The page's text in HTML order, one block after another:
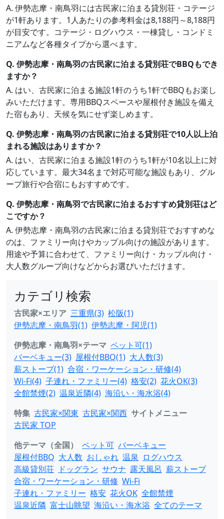
A. 伊勢志摩・南鳥羽には古民家に泊まる貸別荘・コテージ
が1軒あります。1人あたりの参考料金は8,188円～8,188円
が目安です。コテージ・ログハウス・一棟貸し・コンドミ
ニアムなど各種タイプから選べます。
Q. 伊勢志摩・南鳥羽の古民家に泊まる貸別荘でBBQもでき
ますか？
A. はい、古民家に泊まる施設1軒のうち1軒でBBQもお楽し
みいただけます。専用BBQスペースや屋根付き施設を備え
た宿もあり、天候を気にせず楽しめます。
Q. 伊勢志摩・南鳥羽の古民家に泊まる貸別荘で10人以上泊
まれる施設はありますか？
A. はい、古民家に泊まる施設1軒のうち1軒が10名以上に対
応しています。最大34名まで対応可能な施設もあり、グル
ープ旅行や合宿にもおすすめです。
Q. 伊勢志摩・南鳥羽で古民家に泊まるおすすめ貸別荘はど
こですか？
A. 伊勢志摩・南鳥羽の古民家に泊まる貸別荘でおすすめな
のは、ファミリー向けやカップル向けの施設があります。
用途や予算に合わせて、ファミリー向け・カップル向け・
大人数グループ向けなどからお選びいただけます。
カテゴリ検索
古民家×エリア 三重県(3) 松阪(1)
伊勢志摩・南鳥羽(1) 伊勢志摩・阿児(1)
伊勢志摩・南鳥羽×テーマ ペット可(1)
バーベキュー(3) 屋根付BBQ(1) 大人数(3)
薪ストーブ(1) 合宿・ワーケーション・研修(4)
Wi-Fi(4) 子連れ・ファミリー(4) 格安(2) 花火OK(3)
全館禁煙(2) 温泉近隣(4) 海沿い・海水浴(4)
特集 古民家×関東 古民家×関西 サイトメニュー
古民家 TOP
他テーマ（全国）
ペット可 バーベキュー
屋根付BBQ 大人数 おしゃれ 温泉 ログハウス
高級貸別荘 ドッグラン サウナ 露天風呂 薪ストーブ
合宿・ワーケーション・研修 Wi-Fi
子連れ・ファミリー 格安 花火OK 全館禁煙
温泉近隣 富士山眺望 海沿い・海水浴 全てのテーマ